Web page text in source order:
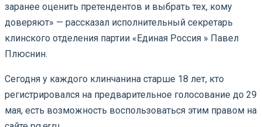
заранее оценить претендентов и выбрать тех, кому
доверяют» — рассказал исполнительный секретарь
клинского отделения партии «Единая Россия » Павел
Плюснин.
Сегодня у каждого клинчанина старше 18 лет, кто
регистрировался на предварительное голосование до 29
мая, есть возможность воспользоваться этим правом на